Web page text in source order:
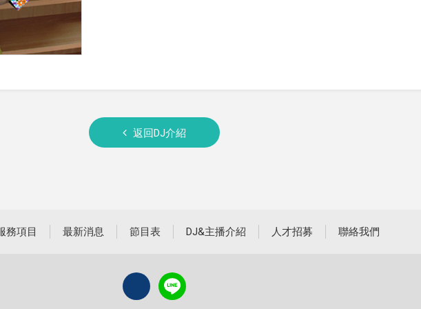
返回DJ介紹
務項目 最新消息 節目表 DJ&主播介紹 人才招募 聯絡我們